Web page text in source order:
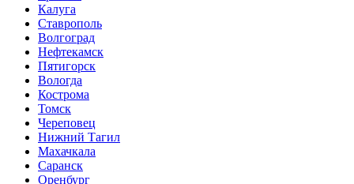
Калуга
Ставрополь
Волгоград
Нефтекамск
Пятигорск
Вологда
Кострома
Томск
Череповец
Нижний Тагил
Махачкала
Саранск
Оренбург